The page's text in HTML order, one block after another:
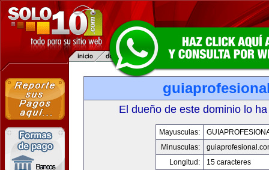
El dueño de este dominio lo
Mayusculas:
Minusculas:
Longitud:
15 caracteres